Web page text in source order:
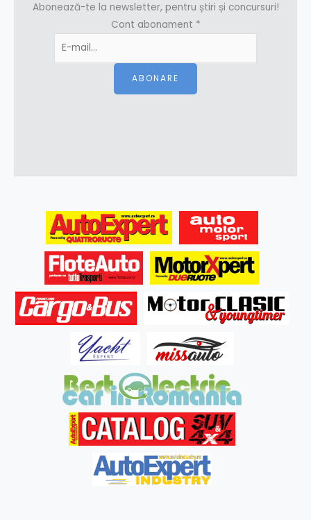
Abonează-te la newsletter, pentru știri și concursuri!
Cont abonament *
ABONARE